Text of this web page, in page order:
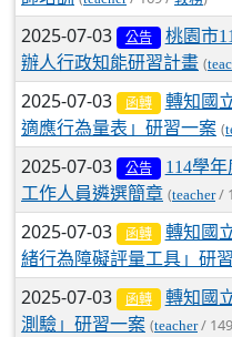
2025-07-03 公告
桃園市
辦人行政知能研習計畫 (
2025-07-03 函轉
轉知國
適應行為量表」研習一案 (
2025-07-03 公告
114學
工作人員遴選簡章 (teacher/
2025-07-03 函轉
轉知國
緒行為障礙評量工具」研習
2025-07-03 函轉
轉知國
測驗」研習一案 (teacher/